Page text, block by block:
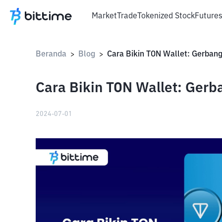
MarketTradeTokenized StockFutures
Beranda > Blog >
Cara Bikin TON Wallet:
2024-07-01